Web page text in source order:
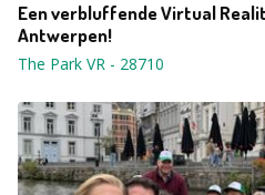
Een verbluffende Virtual
Antwerpen!
The Park VR - 28710